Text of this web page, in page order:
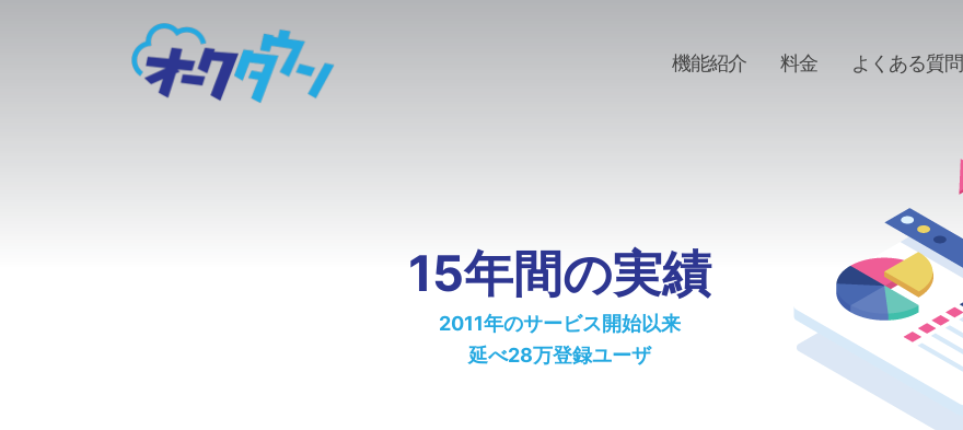
機能紹介 料金 よくある質問
15年間の実績
2011年のサービス開始以来
延べ28万登録ユーザ